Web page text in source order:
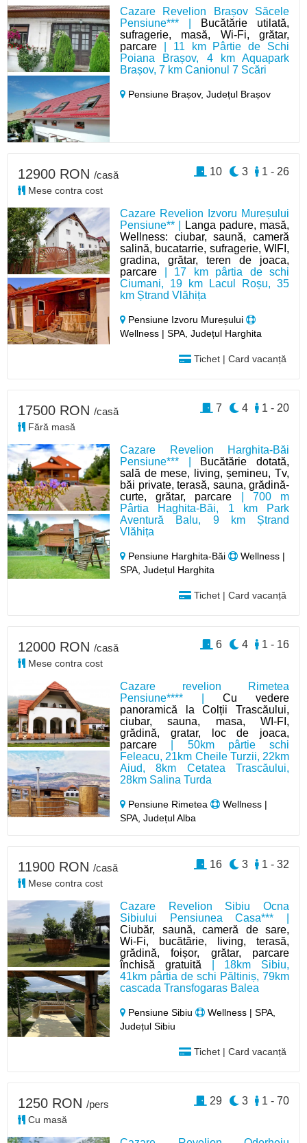
Cazare Revelion Brașov Săcele
Pensiune*** |
Bucătărie utilată,
sufragerie, masă, Wi-Fi, grătar,
parcare | 11 km Pârtie de Schi
Poiana Brașov, 4 km Aquapark
Brașov, 7 km Canionul 7 Scări
Pensiune Brașov,Județul Brașov
Cazare Revelion Izvoru Mureșului
Pensiune** |
Langa padure, masă,
Wellness: ciubar, saună, cameră
salină, bucatarrie, sufragerie, WIFI,
gradina, grătar, teren de joaca,
parcare | 17 km pârtia de schi
Ciumani, 19 km Lacul Roșu, 35
km Ștrand Vlăhița
Pensiune Izvoru Mureșului
Wellness | SPA, Județul Harghita
Tichet | Card vacanță
12900 RON /casă
Mese contra cost
1 - 26
3
10
Cazare Revelion Harghita-Băi
Pensiune*** | Bucătărie dotată,
sală de mese, living, șemineu, Tv,
băi private, terasă, sauna, grădină-
curte, grătar, parcare | 700 m
Pârtia Haghita-Băi, 1 km Park
Aventură Balu, 9 km Ștrand
Vlăhița
Pensiune Harghita-Băi
Wellness |
SPA, Județul Harghita
Tichet | Card vacanță
17500 RON /casă
Fără masă
1 - 20
4
7
Cazare revelion Rimetea
Pensiune**** |Cu vedere
panoramică la Colții Trascăului,
ciubar, sauna, masa, WI-FI,
grădină, gratar, loc de joaca,
parcare | 50km pârtie schi
Feleacu, 21km Cheile Turzii, 22km
Aiud, 8km Cetatea Trascăului,
28km Salina Turda
Pensiune Rimetea
Wellness |
SPA, Județul Alba
12000 RON /casă
Mese contra cost
1 - 16
4
6
Cazare Revelion Sibiu Ocna
Sibiului Pensiunea Casa*** |
Ciubăr, saună, cameră de sare,
Wi-Fi, bucătărie, living, terasă,
grădină, foișor, grătar, parcare
închisă gratuită | 18km Sibiu,
41km pârtia de schi Păltiniș, 79km
cascada Transfogaras Balea
Pensiune Sibiu
Wellness | SPA,
Județul Sibiu
Tichet | Card vacanță
11900 RON /casă
Mese contra cost
1 - 32
3
16
1250 RON /pers
Cu masă
1 - 70
3
29